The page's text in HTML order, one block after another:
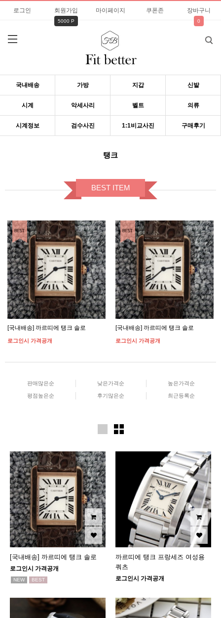
로그인 회원가입
5000 P
마이페이지 쿠폰존 장바구니
0
국내배송 가방 지갑 신발
시계 악세사리 벨트 의류
시계정보 검수사진 1:1비교사진 구매후기
탱크
BEST ITEM
[국내배송] 까르띠에 탱크 솔로
로그인시 가격공개
[국내배송] 까르띠에 탱크 솔로
로그인시 가격공개
판매많은순 낮은가격순 높은가격순
평점높은순 후기많은순 최근등록순
[국내배송] 까르띠에 탱크 솔로
로그인시 가격공개
NEW BEST
까르띠에 탱크 프랑세즈 여성용
쿼츠
로그인시 가격공개